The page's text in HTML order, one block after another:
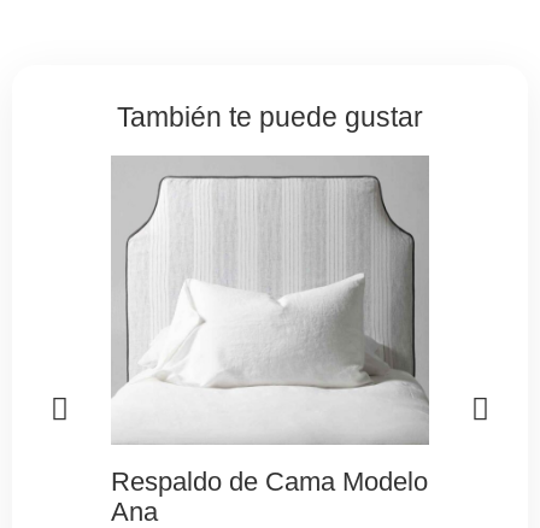
También te puede gustar
Respaldo de Cama Modelo
Ana